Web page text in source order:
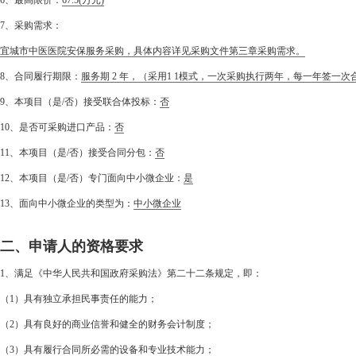
7、采购需求：
宜城市中医医院安保服务采购，具体内容详见采购文件第三章采购需求。
8、合同履行期限： 服务期 2 年，（采用1 1模式，一次采购执行两年，每一年签一次
9、本项目（是/否）接受联合体投标： 否
10、是否可采购进口产品： 否
11、本项目（是/否）接受合同分包： 否
12、本项目（是/否）专门面向中小微企业： 是
13、面向中小微企业的类型为： 中小微企业
二、申请人的资格要求
1、满足《中华人民共和国政府采购法》第二十二条规定，即：
（1）具有独立承担民事责任的能力；
（2）具有良好的商业信誉和健全的财务会计制度；
（3）具有履行合同所必需的设备和专业技术能力；